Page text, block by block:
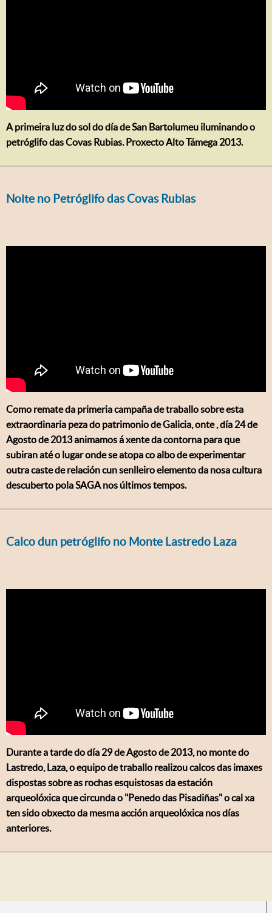
A primeira luz do sol do día de San Bartolumeu iluminando o
petróglifo das Covas Rubias. Proxecto Alto Támega 2013.
Noite no Petróglifo das Covas Rubias
Como remate da primeria campaña de traballo sobre esta
extraordinaria peza do patrimonio de Galicia, onte , día 24 de
Agosto de 2013 animamos á xente da contorna para que
subiran até o lugar onde se atopa co albo de experimentar
outra caste de relación cun senlleiro elemento da nosa cultura
descuberto pola SAGA nos últimos tempos.
Calco dun petróglifo no Monte Lastredo Laza
Durante a tarde do día 29 de Agosto de 2013, no monte do
Lastredo, Laza, o equipo de traballo realizou calcos das imaxes
dispostas sobre as rochas esquistosas da estación
arqueolóxica que circunda o "Penedo das Pisadiñas" o cal xa
ten sido obxecto da mesma acción arqueolóxica nos días
anteriores.